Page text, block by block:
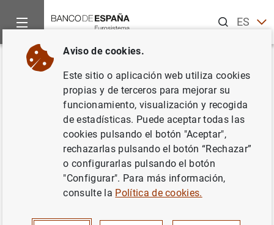
ESEN
Inicio Noticias y eventos
Volver
Estadísticas de emisiones de
valores de la zona del euro:
abril de 2017
SITUACIÓN ECONÓMICA
ESPAÑA
Aviso de cookies.
Este sitio o aplicación web utiliza cookies
propias y de terceros para mejorar su
funcionamiento, visualización y recogida
de estadísticas. Puede aceptar todas las
cookies pulsando el botón "Aceptar",
rechazarlas pulsando el botón “Rechazar”
o configurarlas pulsando el botón
"Configurar". Para más información,
consulte la Política de cookies.